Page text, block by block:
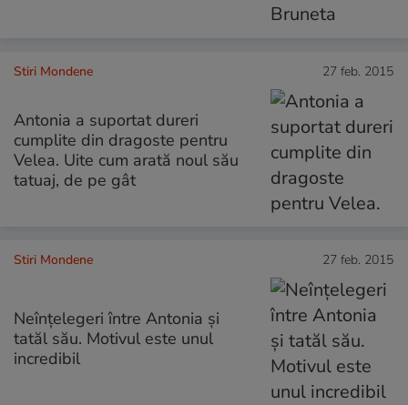
Stiri Mondene 27 feb. 2015
Antonia a suportat dureri
cumplite din dragoste pentru
Velea. Uite cum arată noul său
tatuaj, de pe gât
Stiri Mondene 27 feb. 2015
Neînțelegeri între Antonia și
tatăl său. Motivul este unul
incredibil